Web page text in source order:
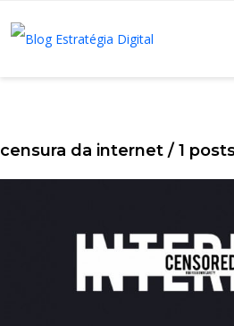
censura da internet / 1